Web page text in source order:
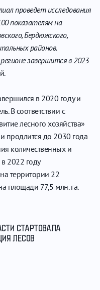
проведет исследования
показателям на
Бердюжского,
районов.
завершится в 2023
в 2020 году и
В соответствии с
лесного хозяйства»
продлится до 2030 года
количественных и
2022 году
территории 22
площади 77,5 млн. га.
СТАРТОВАЛА
ЛЕСОВ